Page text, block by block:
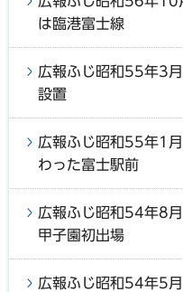
は臨港富士線
広報ふじ昭和55年3
設置
広報ふじ昭和55年1
わった富士駅前
広報ふじ昭和54年8
甲子園初出場
広報ふじ昭和54年5